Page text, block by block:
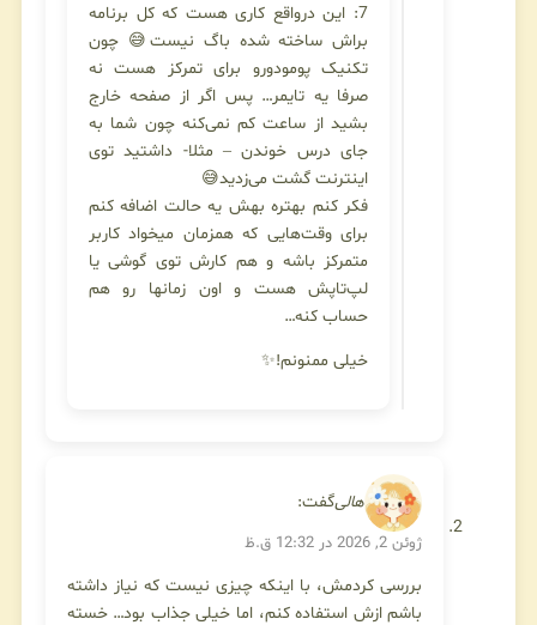
7: این درواقع کاری هست که کل برنامه
براش ساخته شده باگ نیست😅 چون
تکنیک پومودورو برای تمرکز هست نه
صرفا یه تایمر… پس اگر از صفحه خارج
بشید از ساعت کم نمی‌کنه چون شما به
جای درس خوندن – مثلا- داشتید توی
اینترنت گشت می‌زدید😅
فکر کنم بهتره بهش یه حالت اضافه کنم
برای وقت‌هایی که همزمان میخواد کاربر
متمرکز باشه و هم کارش توی گوشی یا
لپ‌تاپش هست و اون زمانها رو هم
حساب کنه…
خیلی ممنونم!✨
هالیگفت:
ژوئن 2, 2026 در 12:32 ق.ظ
بررسی کردمش، با اینکه چیزی نیست که نیاز داشته
باشم ازش استفاده کنم، اما خیلی جذاب بود… خسته